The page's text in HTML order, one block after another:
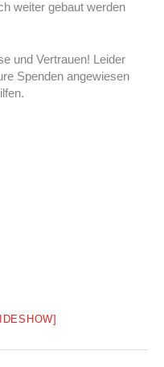
weiter gebaut werden
und Vertrauen! Leider
Spenden angewiesen